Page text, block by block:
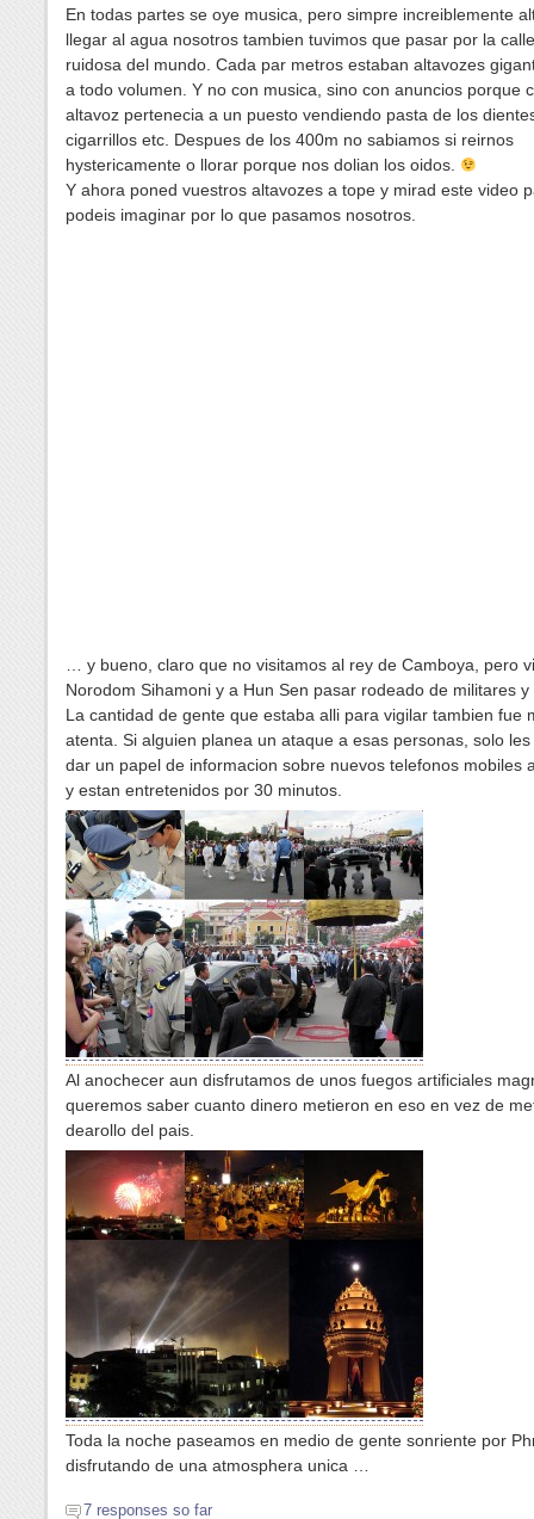
En todas partes se oye musica, pero simpre increiblemente
llegar al agua nosotros tambien tuvimos que pasar por la
ruidosa del mundo. Cada par metros estaban altavozes
a todo volumen. Y no con musica, sino con anuncios porque
altavoz pertenecia a un puesto vendiendo pasta de los
cigarrillos etc. Despues de los 400m no sabiamos si reirnos
hystericamente o llorar porque nos dolian los oidos.
Y ahora poned vuestros altavozes a tope y mirad este video
podeis imaginar por lo que pasamos nosotros.
… y bueno, claro que no visitamos al rey de Camboya, pero
Norodom Sihamoni y a Hun Sen pasar rodeado de militares y
La cantidad de gente que estaba alli para vigilar tambien fue
atenta. Si alguien planea un ataque a esas personas, solo
dar un papel de informacion sobre nuevos telefonos mobiles
y estan entretenidos por 30 minutos.
Al anochecer aun disfrutamos de unos fuegos artificiales
queremos saber cuanto dinero metieron en eso en vez de
dearollo del pais.
Toda la noche paseamos en medio de gente sonriente por
disfrutando de una atmosphera unica …
7 responses so far